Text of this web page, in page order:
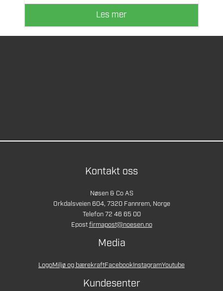
Les mer
Kontakt oss
Nøsen & Co AS
Orkdalsveien 604, 7320 Fannrem, Norge
Telefon 72 46 65 00
Epostfirmapost@noesen.no
Media
LogoMiljø og bærekraftFacebookInstagramYoutube
Kundesenter